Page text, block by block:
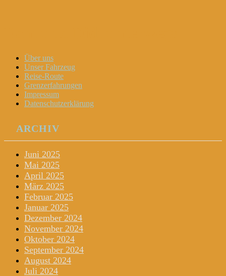
Menu
Widgets
Search
Skip
content
Über uns
Unser Fahrzeug
Reise-Route
Grenzerfahrungen
Impressum
Datenschutzerklärung
ARCHIV
Juni 2025
Mai 2025
April 2025
März 2025
Februar 2025
Januar 2025
Dezember 2024
November 2024
Oktober 2024
September 2024
August 2024
Juli 2024